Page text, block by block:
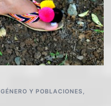
GÉNERO Y POBLACIONES